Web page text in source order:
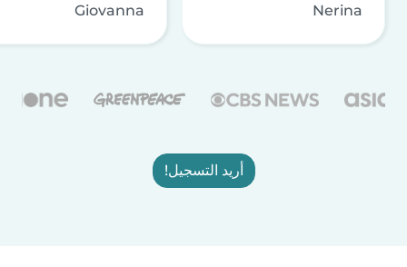
Nerina
Giovanna
أريد التسجيل!